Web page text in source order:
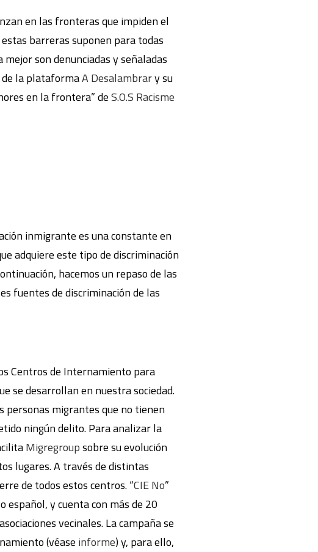
en las fronteras que impiden el
barreras suponen para todas
son denunciadas y señaladas
de la plataformaA Desalambrary su
en la frontera” deS.O.S Racisme
inmigrante es una constante en
adquiere este tipo de discriminación
hacemos un repaso de las
fuentes de discriminación de las
Centros de Internamiento para
se desarrollan en nuestra sociedad.
personas migrantes que no tienen
ningún delito. Para analizar la
Migregroupsobre su evolución
lugares. A través de distintas
de todos estos centros. “CIE No”
español, y cuenta con más de 20
vecinales. La campaña se
(véase informe) y, para ello,